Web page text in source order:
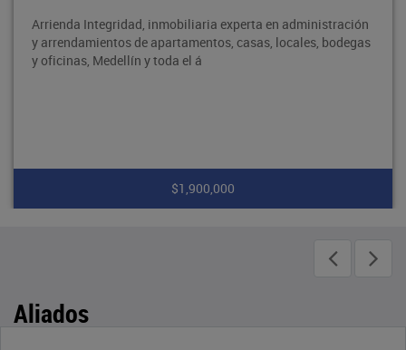
Arrienda Integridad, inmobiliaria experta en administración
y arrendamientos de apartamentos, casas, locales, bodegas
y oficinas, Medellín y toda el á
$1,900,000
Aliados